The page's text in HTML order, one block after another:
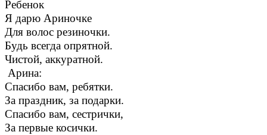
Ребенок
Я дарю Ариночке
Для волос резиночки.
Будь всегда опрятной.
Чистой, аккуратной.
Арина:
Спасибо вам, ребятки.
За праздник, за подарки.
Спасибо вам, сестрички,
За первые косички.